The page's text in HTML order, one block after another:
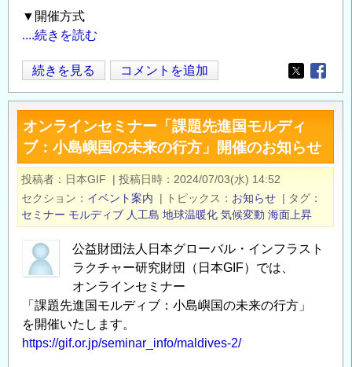
国
の
機
感
と
COP31
に
向
け
た
展
望
―」
催
の
お
▼開催方式
....続きを読む
オ
ン
ラ
イ
ン
セ
ミ
ナ
ー
「沈
む
土
と
浮
続きを見る コメントを追加
Opens in
オンラインセミナー「課題先進国モルディ
ブ：小島嶼国の未来の行方」開催のお知らせ
投稿者 日本GIF | 投稿日時
2024/07/03(水) 14:52
セクション
イベント案内 | トピックス お知らせ | タグ
セミナー モルディブ 人工島 地球温暖化 気候変動 海面上昇
公益財団法人日本グローバル・インフラスト
ラクチャー研究財団（日本GIF）では、
オンラインセミナー
「課題先進国モルディブ：小島嶼国の未来の行方」
を開催いたします。
https://gif.or.jp/seminar_info/maldives-2/